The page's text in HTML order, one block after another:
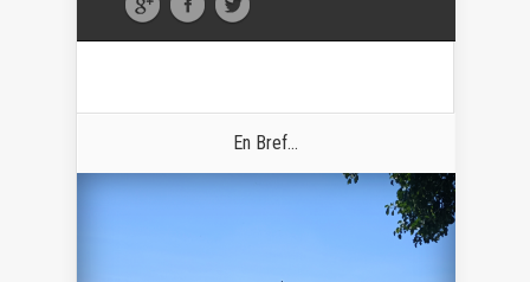
En Bref...